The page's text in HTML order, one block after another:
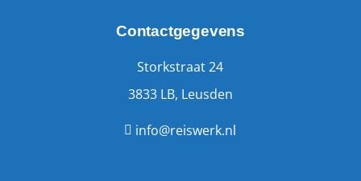
Contactgegevens
Storkstraat 24
3833 LB, Leusden
info@reiswerk.nl